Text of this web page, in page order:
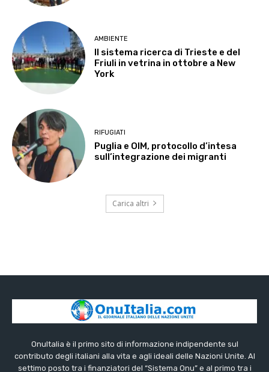
AMBIENTE
Il sistema ricerca di Trieste e del
Friuli in vetrina in ottobre a New
York
RIFUGIATI
Puglia e OIM, protocollo d’intesa
sull’integrazione dei migranti
Carica altri
OnuItalia è il primo sito di informazione indipendente sul
contributo degli italiani alla vita e agli ideali delle Nazioni Unite. Al
settimo posto tra i finanziatori del “Sistema Onu” e al primo tra i